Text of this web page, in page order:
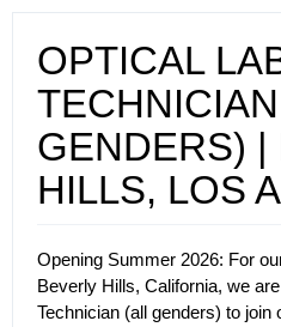
OPTICAL
GENDERS) |
HILLS, LOS
Opening Summer 2026: For
Beverly Hills, California, we
Technician (all genders) to join